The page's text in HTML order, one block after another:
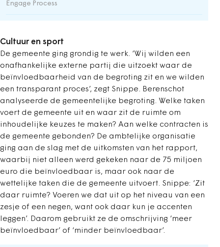
Engage Process
Cultuur en sport
De gemeente ging grondig te werk. ‘Wij wilden een
onafhankelijke externe partij die uitzoekt waar de
beïnvloedbaarheid van de begroting zit en we wilden
een transparant proces’, zegt Snippe. Berenschot
analyseerde de gemeentelijke begroting. Welke taken
voert de gemeente uit en waar zit de ruimte om
inhoudelijke keuzes te maken? Aan welke contracten is
de gemeente gebonden? De ambtelijke organisatie
ging aan de slag met de uitkomsten van het rapport,
waarbij niet alleen werd gekeken naar de 75 miljoen
euro die beïnvloedbaar is, maar ook naar de
wettelijke taken die de gemeente uitvoert. Snippe: ‘Zit
daar ruimte? Voeren we dat uit op het niveau van een
zesje of een negen, want ook daar kun je accenten
leggen’. Daarom gebruikt ze de omschrijving ‘meer
beïnvloedbaar’ of ‘minder beïnvloedbaar’.